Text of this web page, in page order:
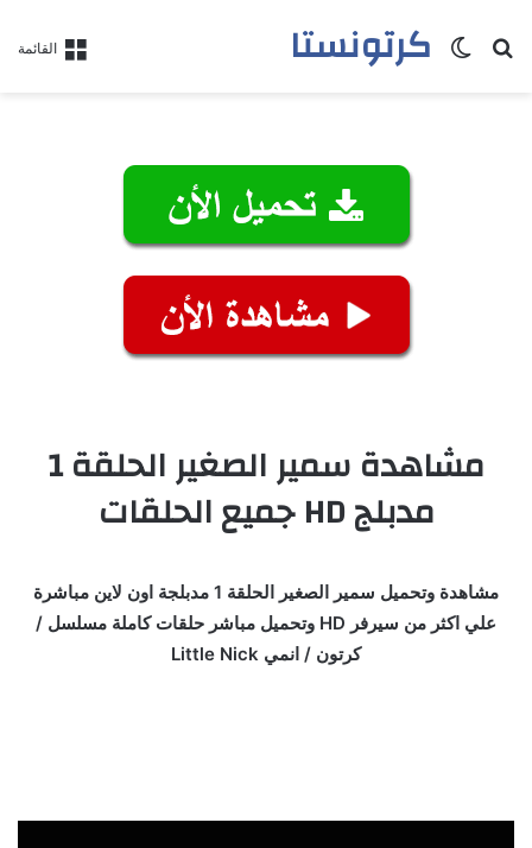
القائمة كرتونستابحث عنالوضع المظلم
مشاهدة سمير الصغير الحلقة 1
مدبلج HD جميع الحلقات
مشاهدة وتحميل سمير الصغير الحلقة 1 مدبلجة اون لاين مباشرة
علي اكثر من سيرفر HD وتحميل مباشر حلقات كاملة مسلسل /
كرتون / انمي Little Nick